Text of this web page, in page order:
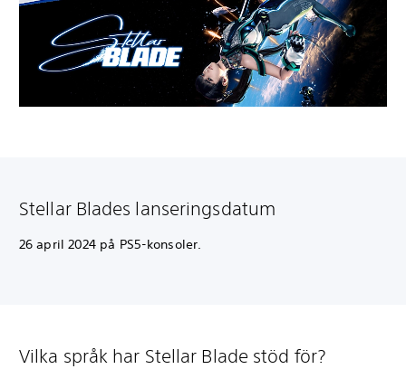
Stellar Blades lanseringsdatum
26 april 2024 på PS5-konsoler.
Vilka språk har Stellar Blade stöd för?